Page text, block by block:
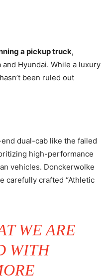
a pickup truck,
Hyundai. While a luxury
been ruled out
dual-cab like the failed
high-performance
vehicles. Donckerwolke
carefully crafted “Athletic
WE ARE
WITH